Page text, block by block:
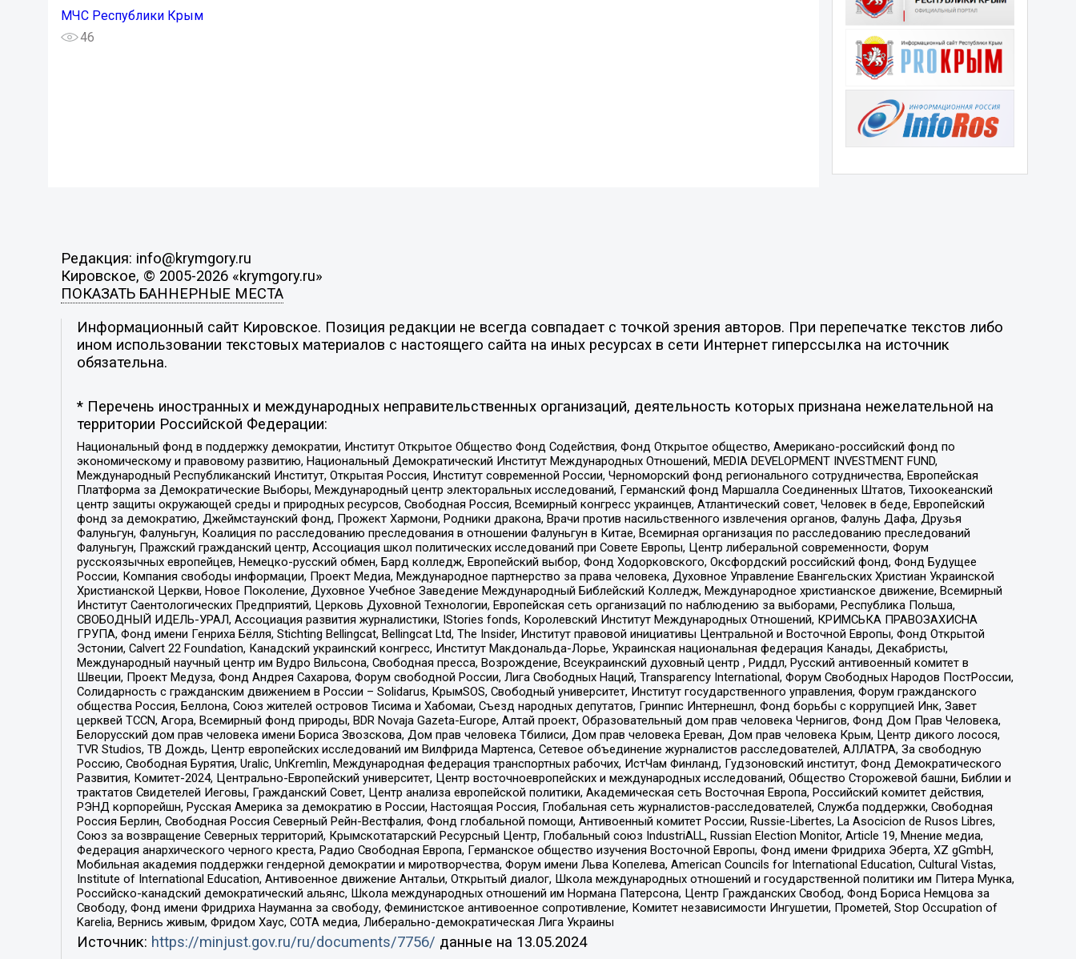
МЧС Республики Крым
46
Редакция: info@krymgory.ru
Кировское, © 2005-2026 «krymgory.ru»
ПОКАЗАТЬ БАННЕРНЫЕ МЕСТА
Информационный сайт Кировское. Позиция редакции не всегда совпадает с точкой зрения авторов. При перепечатке текстов либо
ином использовании текстовых материалов с настоящего сайта на иных ресурсах в сети Интернет гиперссылка на источник
обязательна.
* Перечень иностранных и международных неправительственных организаций, деятельность которых признана нежелательной на
территории Российской Федерации:
Национальный фонд в поддержку демократии, Институт Открытое Общество Фонд Содействия, Фонд Открытое общество, Американо-российский фонд по
экономическому и правовому развитию, Национальный Демократический Институт Международных Отношений, MEDIA DEVELOPMENT INVESTMENT FUND,
Международный Республиканский Институт, Открытая Россия, Институт современной России, Черноморский фонд регионального сотрудничества, Европейская
Платформа за Демократические Выборы, Международный центр электоральных исследований, Германский фонд Маршалла Соединенных Штатов, Тихоокеанский
центр защиты окружающей среды и природных ресурсов, Свободная Россия, Всемирный конгресс украинцев, Атлантический совет, Человек в беде, Европейский
фонд за демократию, Джеймстаунский фонд, Прожект Хармони, Родники дракона, Врачи против насильственного извлечения органов, Фалунь Дафа, Друзья
Фалуньгун, Фалуньгун, Коалиция по расследованию преследования в отношении Фалуньгун в Китае, Всемирная организация по расследованию преследований
Фалуньгун, Пражский гражданский центр, Ассоциация школ политических исследований при Совете Европы, Центр либеральной современности, Форум
русскоязычных европейцев, Немецко-русский обмен, Бард колледж, Европейский выбор, Фонд Ходорковского, Оксфордский российский фонд, Фонд Будущее
России, Компания свободы информации, Проект Медиа, Международное партнерство за права человека, Духовное Управление Евангельских Христиан Украинской
Христианской Церкви, Новое Поколение, Духовное Учебное Заведение Международный Библейский Колледж, Международное христианское движение, Всемирный
Институт Саентологических Предприятий, Церковь Духовной Технологии, Европейская сеть организаций по наблюдению за выборами, Республика Польша,
СВОБОДНЫЙ ИДЕЛЬ-УРАЛ, Ассоциация развития журналистики, IStories fonds, Королевский Институт Международных Отношений, КРИМСЬКА ПРАВОЗАХИСНА
ГРУПА, Фонд имени Генриха Бёлля, Stichting Bellingcat, Bellingcat Ltd, The Insider, Институт правовой инициативы Центральной и Восточной Европы, Фонд Открытой
Эстонии, Calvert 22 Foundation, Канадский украинский конгресс, Институт Макдональда-Лорье, Украинская национальная федерация Канады, Декабристы,
Международный научный центр им Вудро Вильсона, Свободная пресса, Возрождение, Всеукраинский духовный центр , Риддл, Русский антивоенный комитет в
Швеции, Проект Медуза, Фонд Андрея Сахарова, Форум свободной России, Лига Свободных Наций, Transparеncy International, Форум Свободных Народов ПостРоссии,
Солидарность с гражданским движением в России – Solidarus, КрымSOS, Свободный университет, Институт государственного управления, Форум гражданского
общества Россия, Беллона, Союз жителей островов Тисима и Хабомаи, Съезд народных депутатов, Гринпис Интернешнл, Фонд борьбы с коррупцией Инк, Завет
церквей TCCN, Агора, Всемирный фонд природы, BDR Novaja Gazeta-Europe, Алтай проект, Образовательный дом прав человека Чернигов, Фонд Дом Прав Человека,
Белорусский дом прав человека имени Бориса Звозскова, Дом прав человека Тбилиси, Дом прав человека Ереван, Дом прав человека Крым, Центр дикого лосося,
TVR Studios, ТВ Дождь, Центр европейских исследований им Вилфрида Мартенса, Сетевое объединение журналистов расследователей, АЛЛАТРА, За свободную
Россию, Свободная Бурятия, Uralic, UnKremlin, Международная федерация транспортных рабочих, ИстЧам Финланд, Гудзоновский институт, Фонд Демократического
Развития, Комитет-2024, Центрально-Европейский университет, Центр восточноевропейских и международных исследований, Общество Сторожевой башни, Библии и
трактатов Свидетелей Иеговы, Гражданский Совет, Центр анализа европейской политики, Академическая сеть Восточная Европа, Российский комитет действия,
РЭНД корпорейшн, Русская Америка за демократию в России, Настоящая Россия, Глобальная сеть журналистов-расследователей, Служба поддержки, Свободная
Россия Берлин, Свободная Россия Северный Рейн-Вестфалия, Фонд глобальной помощи, Антивоенный комитет России, Russie-Libertes, La Asocicion de Rusos Libres,
Союз за возвращение Северных территорий, Крымскотатарский Ресурсный Центр, Глобальный союз IndustriALL, Russian Election Monitor, Article 19, Мнение медиа,
Федерация анархического черного креста, Радио Свободная Европа, Германское общество изучения Восточной Европы, Фонд имени Фридриха Эберта, XZ gGmbH,
Мобильная академия поддержки гендерной демократии и миротворчества, Форум имени Льва Копелева, American Councils for International Education, Cultural Vistas,
Institute of International Education, Антивоенное движение Антальи, Открытый диалог, Школа международных отношений и государственной политики им Питера Мунка,
Российско-канадский демократический альянс, Школа международных отношений им Нормана Патерсона, Центр Гражданских Свобод, Фонд Бориса Немцова за
Свободу, Фонд имени Фридриха Науманна за свободу, Феминистское антивоенное сопротивление, Комитет независимости Ингушетии, Прометей, Stop Occupation of
Karelia, Вернись живым, Фридом Хаус, СОТА медиа, Либерально-демократическая Лига Украины
Источник: https://minjust.gov.ru/ru/documents/7756/ данные на 13.05.2024